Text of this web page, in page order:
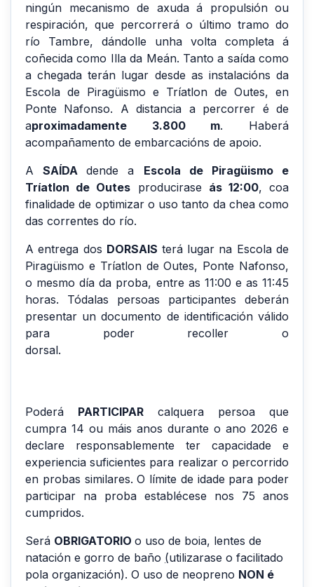
ningún mecanismo de axuda á propulsión ou
respiración, que percorrerá o último tramo do
río Tambre, dándolle unha volta completa á
coñecida como Illa da Meán. Tanto a saída como
a chegada terán lugar desde as instalacións da
Escola de Piragüismo e Tríatlon de Outes, en
Ponte Nafonso. A distancia a percorrer é de
aproximadamente 3.800 m. Haberá
acompañamento de embarcacións de apoio.
ASAÍDAdende a Escola de Piragüismo e
Tríatlon de Outes producirase ás 12:00, coa
finalidade de optimizar o uso tanto da chea como
das correntes do río.
A entrega dos DORSAIS terá lugar na Escola de
Piragüismo e Tríatlon de Outes, Ponte Nafonso,
o mesmo día da proba, entre as 11:00 e as 11:45
horas. Tódalas persoas participantes deberán
presentar un documento de identificación válido
para poder recoller o
dorsal.
Poderá PARTICIPAR calquera persoa que
cumpra 14 ou máis anos durante o ano 2026 e
declare responsablemente ter capacidade e
experiencia suficientes para realizar o percorrido
en probas similares. O límite de idade para poder
participar na proba establécese nos 75 anos
cumpridos.
Será OBRIGATORIO o uso de boia, lentes de
natación e gorro de baño (utilizarase o facilitado
pola organización). O uso de neopreno NON é